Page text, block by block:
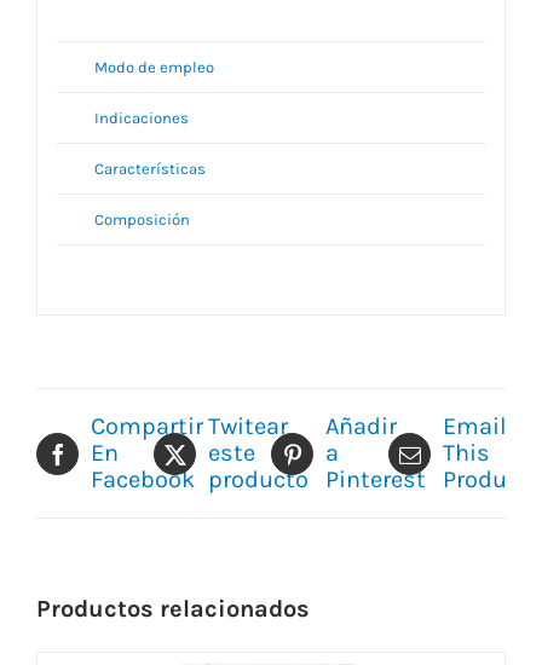
Modo de empleo
Indicaciones
Características
Composición
Compartir
En
Facebook
Twitear
este
producto
Añadir
a
Pinterest
Email
This
Product
Productos relacionados